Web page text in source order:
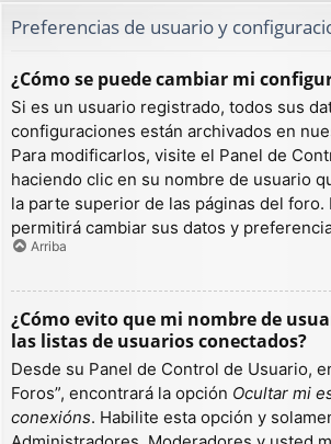
Preferencias de usuario y
¿Cómo se puede cambiar mi
Si es un usuario registrado, todos sus
configuraciones están archivados en
Para modificarlos, visite el Panel de
haciendo clic en su nombre de usuario
la parte superior de las páginas del foro.
permitirá cambiar sus datos y
Arriba
¿Cómo evito que mi nombre de
las listas de usuarios conectados?
Desde su Panel de Control de Usuario,
Foros”, encontrará la opción Ocultar mi
conexións. Habilite esta opción y